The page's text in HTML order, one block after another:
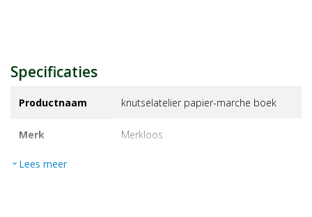
Specificaties
Productnaam knutselatelier papier-marche boek
Merk merkloos
EAN
expand_more Lees meer